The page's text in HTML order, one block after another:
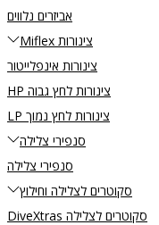
אביזרים נלווים
צינורות Miflex
צינורות אינפלייטור
צינורות לחץ גבוה HP
צינורות לחץ נמוך LP
סנפירי צלילה
סנפירי צלילה
סקוטרים לצלילה וחילוץ
סקוטרים לצלילה DiveXtras